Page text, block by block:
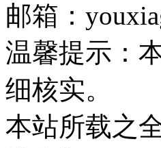
邮箱：
温馨提示：
细核实。
本站所载之